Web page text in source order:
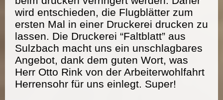
wird entschieden, die Flugblätter zum
ersten Mal in einer Druckerei drucken zu
lassen. Die Druckerei “Faltblatt” aus
Sulzbach macht uns ein unschlagbares
Angebot, dank dem guten Wort, was
Herr Otto Rink von der Arbeiterwohlfahrt
Herrensohr für uns einlegt. Super!